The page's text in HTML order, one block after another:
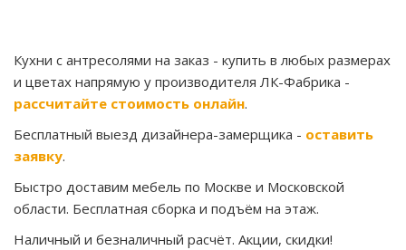
Кухни с антресолями на заказ - купить в любых размерах
и цветах напрямую у производителя ЛК-Фабрика -
рассчитайте стоимость онлайн.
Бесплатный выезд дизайнера-замерщика - оставить
заявку.
Быстро доставим мебель по Москве и Московской
области. Бесплатная сборка и подъём на этаж.
Наличный и безналичный расчёт. Акции, скидки!